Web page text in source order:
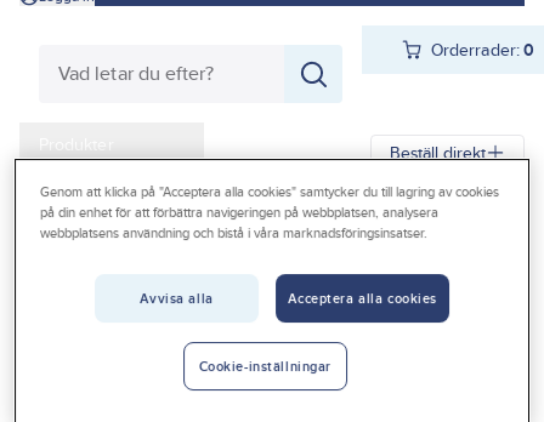
Orderrader:0
Produkter
Kampanjer
Outlet
Beställ direkt
Gelia Produkter Vitvaror & Hemelektronik
Hemelektronik
Laddkabel,
USB-C till
Genom att klicka på "Acceptera alla cookies" samtycker du till lagring av cookies
på din enhet för att förbättra navigeringen på webbplatsen, analysera
webbplatsens användning och bistå i våra marknadsföringsinsatser.
Avvisa alla Acceptera alla cookies
Cookie-inställningar